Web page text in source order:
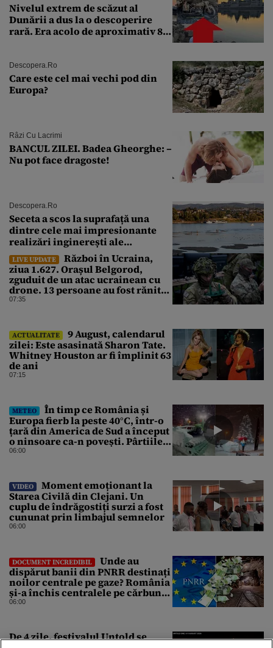
Nivelul extrem de scăzut al
Dunării a dus la o descoperire
rară. Era acolo de aproximativ 80
Descopera.ro
Care este cel mai vechi pod din
Europa?
Râzi Cu Lacrimi
BANCUL ZILEI. Badea Gheorghe: –
Nu pot face dragoste!
Descopera.ro
Seceta a scos la suprafață una
dintre cele mai impresionante
realizări inginerești ale
Imperiului Roman
LIVE UPDATE
Război în Ucraina,
ziua 1.627. Orașul Belgorod,
zguduit de un atac ucrainean cu
drone. 13 persoane au fost rănite
și mai multe clădiri, incendiate
07:35
ACTUALITATE
9 August, calendarul
zilei: Este asasinată Sharon Tate.
Whitney Houston ar fi împlinit 63
de ani
07:15
METEO
În timp ce România și
Europa fierb la peste 40°C, într-o
țară din America de Sud a început
o ninsoare ca-n povești. Pârtiile
s-au umplut de schiori
06:00
VIDEO
Moment emoționant la
Starea Civilă din Clejani. Un
cuplu de îndrăgostiți surzi a fost
cununat prin limbajul semnelor
06:00
DOCUMENT INCREDIBIL
Unde au
dispărut banii din PNRR destinați
noilor centrale pe gaze? România
și-a închis centralele pe cărbune
în ritm galopant, dar nu a pus
06:00
De 4 zile, festivalul Untold se